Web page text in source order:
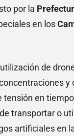
por la
en los
de
y
tensión en
transportar o
artificiales en